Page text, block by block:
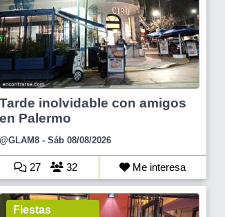
Tarde inolvidable con amigos
en Palermo
@GLAM8- Sáb 08/08/2026
27 32 Me interesa
Fiestas